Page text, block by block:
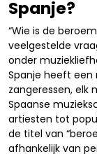
Spanje?
“Wie is de
veelgestelde
onder
Spanje heeft een
zangeressen, elk
Spaanse
artiesten tot
de titel van
afhankelijk van